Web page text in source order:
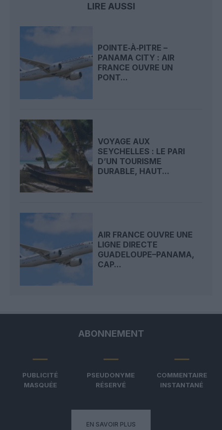
LIRE AUSSI
POINTE‑À‑PITRE –
PANAMA CITY : AIR
FRANCE OUVRE UN
PONT...
VOYAGE AUX
SEYCHELLES : LE PARI
D’UN TOURISME
DURABLE, HAUT...
AIR FRANCE OUVRE UNE
LIGNE DIRECTE
GUADELOUPE–PANAMA,
CAP...
ABONNEMENT
PUBLICITÉ
MASQUÉE
PSEUDONYME
RÉSERVÉ
COMMENTAIRE
INSTANTANÉ
EN SAVOIR PLUS